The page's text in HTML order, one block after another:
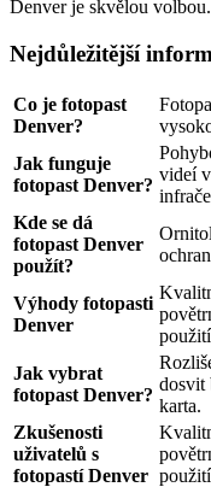
Denver je skvělou volbou.
Nejdůležitější
Co je fotopast
Denver?
Jak funguje
fotopast Denver?
videí
Kde se dá
fotopast Denver
použít?
Výhody fotopasti
Denver
Jak vybrat
fotopast Denver?
dosvit
karta.
Zkušenosti
uživatelů s
fotopastí Denver